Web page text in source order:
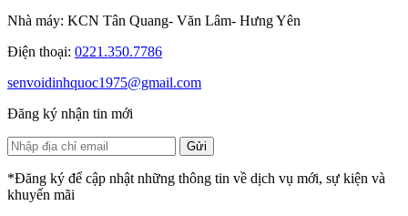
Nhà máy: KCN Tân Quang- Văn Lâm- Hưng Yên
Điện thoại: 0221.350.7786
senvoidinhquoc1975@gmail.com
Đăng ký nhận tin mới
*Đăng ký để cập nhật những thông tin về dịch vụ mới, sự kiện và
khuyến mãi